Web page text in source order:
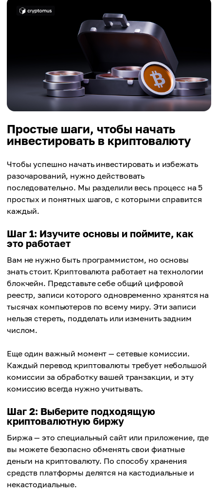
Простые шаги, чтобы начать
инвестировать в криптовалюту
Чтобы успешно начать инвестировать и избежать
разочарований, нужно действовать
последовательно. Мы разделили весь процесс на 5
простых и понятных шагов, с которыми справится
каждый.
Шаг 1: Изучите основы и поймите, как
это работает
Вам не нужно быть программистом, но основы
знать стоит. Криптовалюта работает на технологии
блокчейн. Представьте себе общий цифровой
реестр, записи которого одновременно хранятся на
тысячах компьютеров по всему миру. Эти записи
нельзя стереть, подделать или изменить задним
числом.
Еще один важный момент — сетевые комиссии.
Каждый перевод криптовалюты требует небольшой
комиссии за обработку вашей транзакции, и эту
комиссию всегда нужно учитывать.
Шаг 2: Выберите подходящую
криптовалютную биржу
Биржа — это специальный сайт или приложение, где
вы можете безопасно обменять свои фиатные
деньги на криптовалюту. По способу хранения
средств платформы делятся на кастодиальные и
некастодиальные.